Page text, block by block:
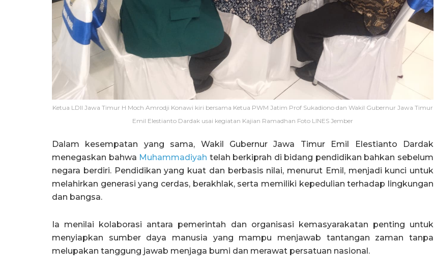
Ketua LDII Jawa Timur H Moch Amrodji Konawi kiri bersama Ketua PWM Jatim Prof Sukadiono dan Wakil Gubernur Jawa Timur
Emil Elestianto Dardak usai kegiatan Kajian Ramadhan Foto LINES Jember
Dalam kesempatan yang sama, Wakil Gubernur Jawa Timur Emil Elestianto Dardak
menegaskan bahwa Muhammadiyah telah berkiprah di bidang pendidikan bahkan sebelum
negara berdiri. Pendidikan yang kuat dan berbasis nilai, menurut Emil, menjadi kunci untuk
melahirkan generasi yang cerdas, berakhlak, serta memiliki kepedulian terhadap lingkungan
dan bangsa.
Ia menilai kolaborasi antara pemerintah dan organisasi kemasyarakatan penting untuk
menyiapkan sumber daya manusia yang mampu menjawab tantangan zaman tanpa
melupakan tanggung jawab menjaga bumi dan merawat persatuan nasional.